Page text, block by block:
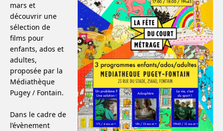
mars et
découvrir une
sélection de
films pour
enfants, ados et
adultes,
proposée par la
Médiathèque
Pugey / Fontain.
Dans le cadre de
l’évènement